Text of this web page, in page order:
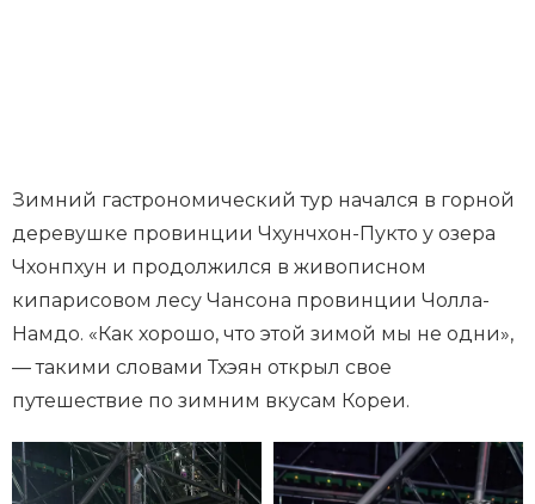
Зимний гастрономический тур начался в горной
деревушке провинции Чхунчхон-Пукто у озера
Чхонпхун и продолжился в живописном
кипарисовом лесу Чансона провинции Чолла-
Намдо. «Как хорошо, что этой зимой мы не одни»,
— такими словами Тхэян открыл свое
путешествие по зимним вкусам Кореи.